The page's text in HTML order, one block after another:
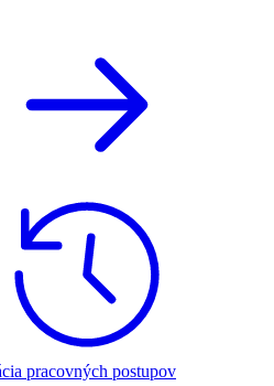
pracovných postupov